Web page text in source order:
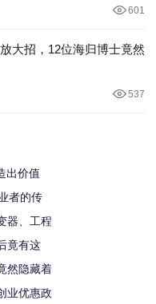
601
大招，12位海归博士竟然
537
出价值
者的传
器、工程
竟有这
然隐藏着
业优惠政